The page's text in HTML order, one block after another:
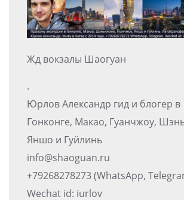
Жд вокзалы Шаогуан
.
Юрлов Александр гид и блогер в
Гонконге, Макао, Гуанчжоу,
Яншо и Гуйлинь
info@shaoguan.ru
+79268278273 (WhatsApp,
Wechat id: iurlov